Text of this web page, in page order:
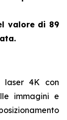
valore di 89
laser 4K con
immagini e